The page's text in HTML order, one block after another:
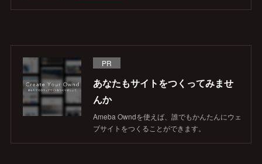
PR
あなたもサイトをつくってみませ
んか
Ameba Owndを使えば、誰でもかんたんにウェ
ブサイトをつくることができます。